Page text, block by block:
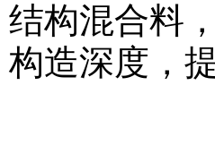
结构混合料
构造深度，